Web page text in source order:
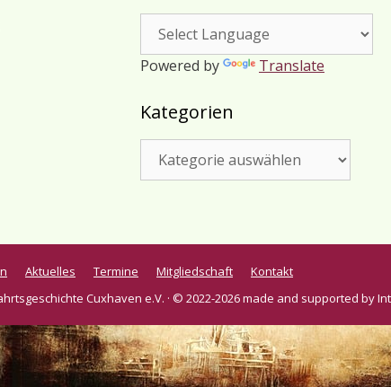
Powered by Translate
Kategorien
Aktuelles Termine Mitgliedschaft
Kontakt
Cuxhaven e.V. · © 2022-2026 made and supported by